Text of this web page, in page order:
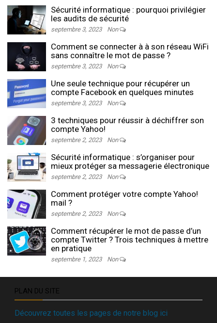
Sécurité informatique : pourquoi privilégier
les audits de sécurité
septembre 3, 2023 Non
Comment se connecter à à son réseau WiFi
sans connaître le mot de passe ?
septembre 3, 2023 Non
Une seule technique pour récupérer un
compte Facebook en quelques minutes
septembre 3, 2023 Non
3 techniques pour réussir à déchiffrer son
compte Yahoo!
septembre 2, 2023 Non
Sécurité informatique : s’organiser pour
mieux protéger sa messagerie électronique
septembre 2, 2023 Non
Comment protéger votre compte Yahoo!
mail ?
septembre 2, 2023 Non
Comment récupérer le mot de passe d’un
compte Twitter ? Trois techniques à mettre
en pratique
septembre 1, 2023 Non
PLAN DU SITE
Découvrez toutes les pages de notre blog ici